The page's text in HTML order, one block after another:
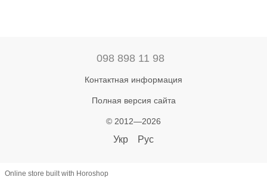
098 898 11 98
Контактная информация
Полная версия сайта
© 2012—2026
Укр Рус
Online store built with Horoshop